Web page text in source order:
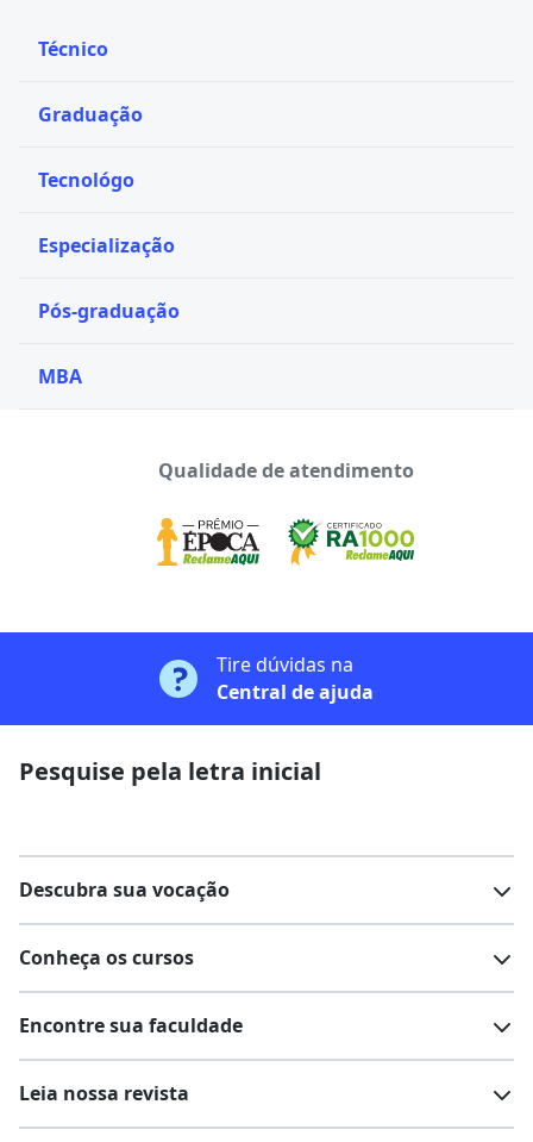
Técnico
Graduação
Tecnológo
Especialização
Pós-graduação
MBA
Qualidade de atendimento
Tire dúvidas na
Central de ajuda
Pesquise pela letra inicial
Descubra sua vocação
Conheça os cursos
Encontre sua faculdade
Leia nossa revista